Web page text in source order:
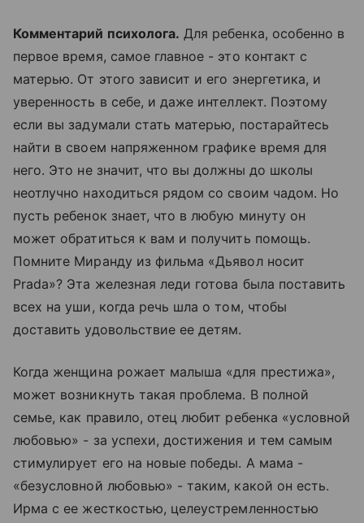
Комментарий психолога. Для ребенка, особенно в
первое время, самое главное - это контакт с
матерью. От этого зависит и его энергетика, и
уверенность в себе, и даже интеллект. Поэтому
если вы задумали стать матерью, постарайтесь
найти в своем напряженном графике время для
него. Это не значит, что вы должны до школы
неотлучно находиться рядом со своим чадом. Но
пусть ребенок знает, что в любую минуту он
может обратиться к вам и получить помощь.
Помните Миранду из фильма «Дьявол носит
Pradа»? Эта железная леди готова была поставить
всех на уши, когда речь шла о том, чтобы
доставить удовольствие ее детям.
Когда женщина рожает малыша «для престижа»,
может возникнуть такая проблема. В полной
семье, как правило, отец любит ребенка «условной
любовью» - за успехи, достижения и тем самым
стимулирует его на новые победы. А мама -
«безусловной любовью» - таким, какой он есть.
Ирма с ее жесткостью, целеустремленностью